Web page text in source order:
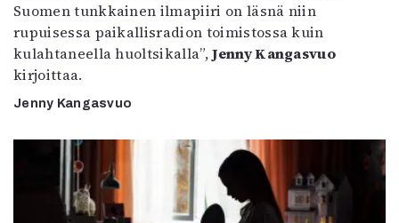
Suomen tunkkainen ilmapiiri on läsnä niin
rupuisessa paikallisradion toimistossa kuin
kulahtaneella huoltsikalla”,Jenny Kangasvuo
kirjoittaa.
Jenny Kangasvuo